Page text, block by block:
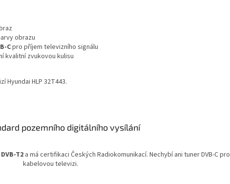
obrazu
Cpro příjem televizního signálu
kvalitní zvukovou kulisu
Hyundai HLP 32T443.
pozemního digitálního vysílání
T2a má certifikaci Českých Radiokomunikací. Nechybí ani tuner DVB-C pro
kabelovou televizi.